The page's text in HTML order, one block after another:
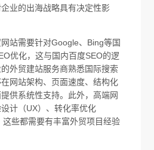
企业的出海战略具有决定性影
站需要针对Google、Bing等国
优化，这与国内百度SEO的逻
外贸建站服务商熟悉国际搜索
网站架构、页面速度、结构化
供系统性支持。此外，高端网
计（UX）、转化率优化
这些都需要有丰富外贸项目经验